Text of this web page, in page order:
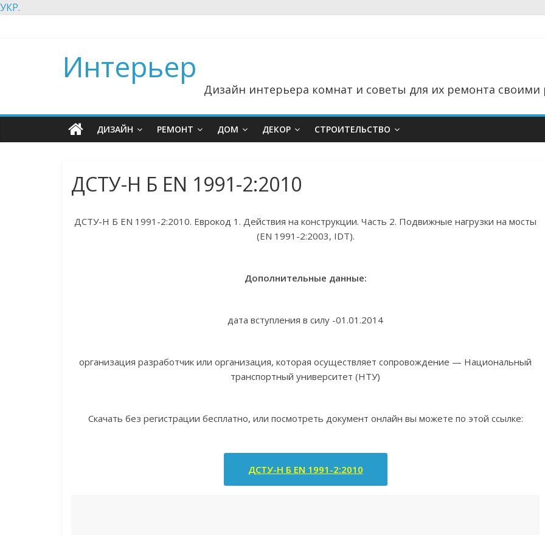
УКР.
Интерьер
Дизайн интерьера комнат и советы для их ремонта
ДИЗАЙН РЕМОНТ ДОМ ДЕКОР СТРОИТЕЛЬСТВО
ДСТУ-Н Б EN 1991-2:2010
ДСТУ-Н Б EN 1991-2:2010. Еврокод 1. Действия на конструкции. Часть 2. Подвижные нагрузки на мосты
(EN 1991-2:2003, IDT).
Дополнительные данные:
дата вступления в силу -01.01.2014
организация разработчик или организация, которая осуществляет сопровождение — Национальный
транспортный университет (НТУ)
Скачать без регистрации бесплатно, или посмотреть документ онлайн вы можете по этой ссылке:
ДСТУ-Н Б EN 1991-2:2010